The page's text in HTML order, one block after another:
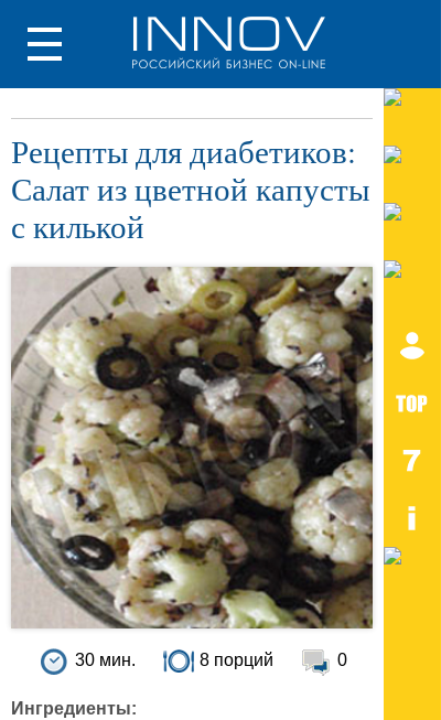
Рецепты для диабетиков:
Салат из цветной капусты
с килькой
30 мин. 8 порций 0
Ингредиенты: